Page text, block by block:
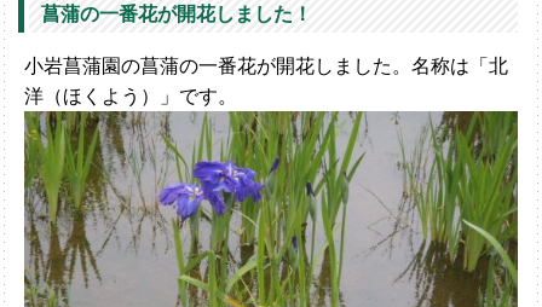
菖蒲の一番花が開花しました！
小岩菖蒲園の菖蒲の一番花が開花しました。名称は「北
洋（ほくよう）」です。